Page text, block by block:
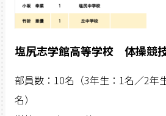
塩尻志学館高等学校 体操競
部員数：10名（3年生：1名／2年
名）